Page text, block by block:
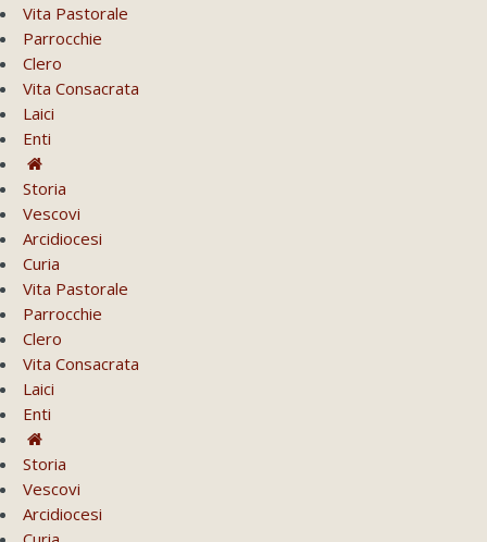
Vita Pastorale
Parrocchie
Clero
Vita Consacrata
Laici
Enti
Storia
Vescovi
Arcidiocesi
Curia
Vita Pastorale
Parrocchie
Clero
Vita Consacrata
Laici
Enti
Storia
Vescovi
Arcidiocesi